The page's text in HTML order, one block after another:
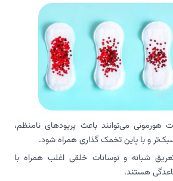
هورمونی می‌توانند باعث پریودهای نامنظم،
و با پاین تخمک گذاری همراه شود.
شبانه و نوسانات خلقی اغلب همراه با
هستند.